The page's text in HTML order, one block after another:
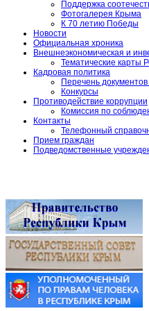
Поддержка
Фотогалерея Крыма
К 70 летию Победы
Новости
Официальная хроника
Внешнеэкономическая и
Тематические карты
Кадровая политика
Перечень
Конкурсы
Противодействие коррупции
Комиссия по
Контакты
Телефонный
Прием граждан
Подведомственные